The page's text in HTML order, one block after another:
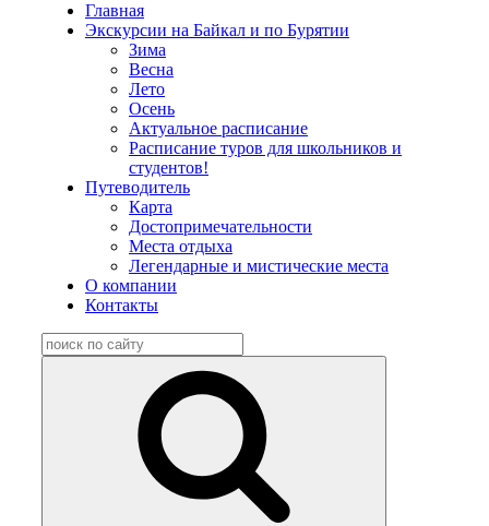
Главная
Экскурсии на Байкал и по Бурятии
Зима
Весна
Лето
Осень
Актуальное расписание
Расписание туров для школьников и
студентов!
Путеводитель
Карта
Достопримечательности
Места отдыха
Легендарные и мистические места
О компании
Контакты